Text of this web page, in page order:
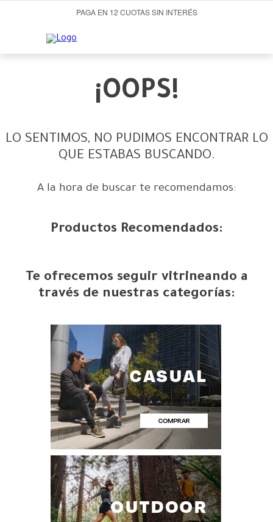
PAGA EN 12 CUOTAS SIN INTERÉS
¡OOPS!
LO SENTIMOS, NO PUDIMOS ENCONTRAR LO
QUE ESTABAS BUSCANDO.
A la hora de buscar te recomendamos:
Productos Recomendados:
Te ofrecemos seguir vitrineando a
través de nuestras categorías: